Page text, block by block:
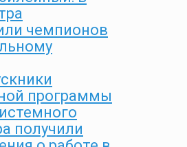
чемпионов
программы
получили